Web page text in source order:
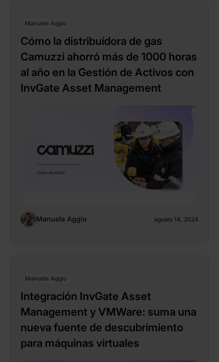
Manuela Aggio
Cómo la distribuidora de gas
Camuzzi ahorró más de 1000 horas
al año en la Gestión de Activos con
InvGate Asset Management
Manuela Aggio agosto 14, 2024
Manuela Aggio
Integración InvGate Asset
Management y VMWare: suma una
nueva fuente de descubrimiento
para máquinas virtuales